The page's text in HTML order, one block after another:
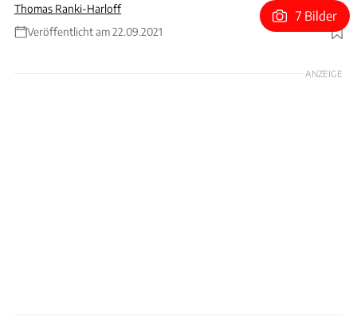
Thomas Ranki-Harloff
Veröffentlicht am 22.09.2021
Foto: ADAC e.V. / Wolfgang Grube
7 Bilder
ANZEIGE